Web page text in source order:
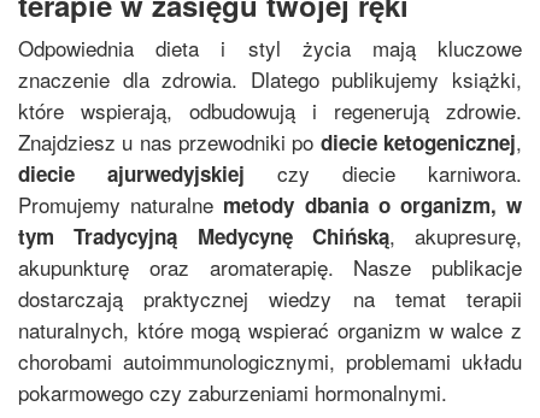
Odpowiednia dieta i styl życia mają kluczowe
znaczenie dla zdrowia. Dlatego publikujemy książki,
które wspierają, odbudowują i regenerują zdrowie.
Znajdziesz u nas przewodniki po diecie ketogenicznej,
diecie ajurwedyjskiej czy diecie karniwora.
Promujemy naturalne metody dbania o organizm, w
tymTradycyjną Medycynę Chińską, akupresurę,
akupunkturę oraz aromaterapię. Nasze publikacje
dostarczają praktycznej wiedzy na temat terapii
naturalnych, które mogą wspierać organizm w walce z
chorobami autoimmunologicznymi, problemami układu
pokarmowego czy zaburzeniami hormonalnymi.